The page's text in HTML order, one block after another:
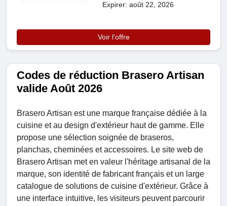
Expirer: août 22, 2026
Voir l'offre
Codes de réduction Brasero Artisan
valide Août 2026
Brasero Artisan est une marque française dédiée à la
cuisine et au design d'extérieur haut de gamme. Elle
propose une sélection soignée de braseros,
planchas, cheminées et accessoires. Le site web de
Brasero Artisan met en valeur l'héritage artisanal de la
marque, son identité de fabricant français et un large
catalogue de solutions de cuisine d'extérieur. Grâce à
une interface intuitive, les visiteurs peuvent parcourir